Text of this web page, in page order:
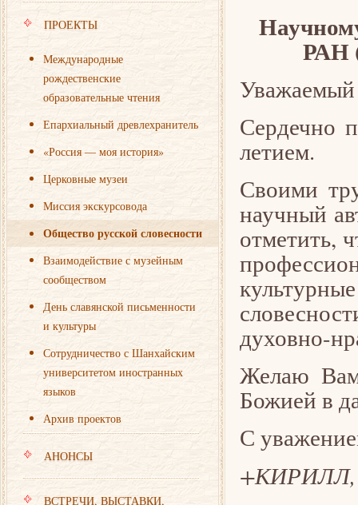
ПРОЕКТЫ
Международные
рождественские
образовательные чтения
Епархиальный древлехранитель
«Россия — моя история»
Церковные музеи
Миссия экскурсовода
Общество русской словесности
Взаимодействие с музейным
сообществом
День славянской письменности
и культуры
Сотрудничество с Шанхайским
университетом иностранных
языков
Архив проектов
АНОНСЫ
ВСТРЕЧИ, ВЫСТАВКИ,
РАН
Уважаемый
Сердечно
летием.
Своими
научный
отметить,
духовно-
Желаю
Божией в
С